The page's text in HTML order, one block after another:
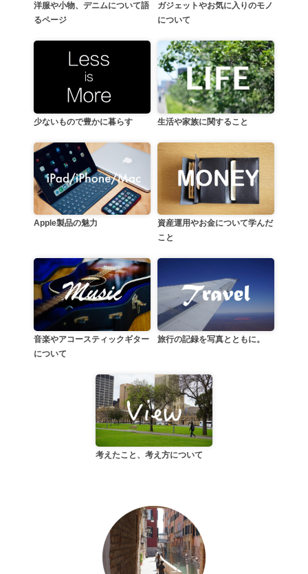
洋服や小物、デニムについて語
るページ
ガジェットやお気に入りのモノ
について
少ないもので豊かに暮らす 生活や家族に関すること
Apple製品の魅力
資産運用やお金について学んだ
こと
音楽やアコースティックギター
について
旅行の記録を写真とともに。
考えたこと、考え方について